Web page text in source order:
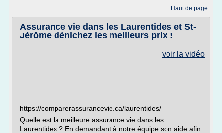
Haut de page
Assurance vie dans les Laurentides et St-
Jérôme dénichez les meilleurs prix !
voir la vidéo
https://comparerassurancevie.ca/laurentides/
Quelle est la meilleure assurance vie dans les
Laurentides ? En demandant à notre équipe son aide afin